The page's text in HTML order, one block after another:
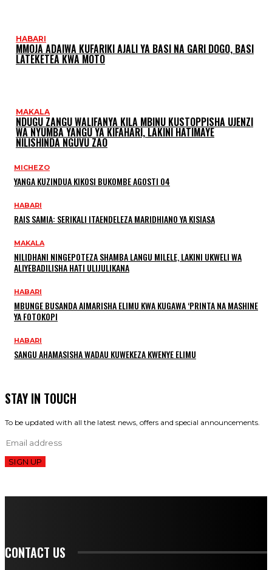
HABARI
MMOJA ADAIWA KUFARIKI AJALI YA BASI NA GARI DOGO, BASI
LATEKETEA KWA MOTO
MAKALA
NDUGU ZANGU WALIFANYA KILA MBINU KUSTOPPISHA UJENZI
WA NYUMBA YANGU YA KIFAHARI, LAKINI HATIMAYE
NILISHINDA NGUVU ZAO
MICHEZO
YANGA KUZINDUA KIKOSI BUKOMBE AGOSTI 04
HABARI
RAIS SAMIA: SERIKALI ITAENDELEZA MARIDHIANO YA KISIASA
MAKALA
NILIDHANI NINGEPOTEZA SHAMBA LANGU MILELE, LAKINI UKWELI WA
ALIYEBADILISHA HATI ULIJULIKANA
HABARI
MBUNGE BUSANDA AIMARISHA ELIMU KWA KUGAWA ‘PRINTA NA MASHINE
YA FOTOKOPI
HABARI
SANGU AHAMASISHA WADAU KUWEKEZA KWENYE ELIMU
STAY IN TOUCH
To be updated with all the latest news, offers and special announcements.
SIGN UP
CONTACT US